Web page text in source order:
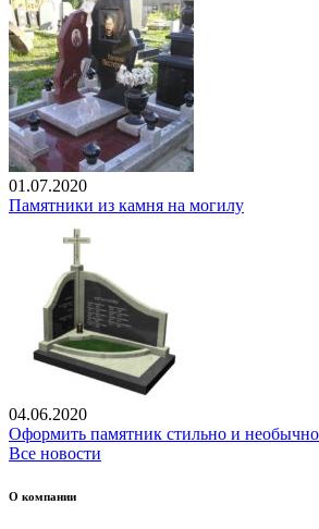
01.07.2020
Памятники из камня на могилу
04.06.2020
Оформить памятник стильно и
Все новости
О компании